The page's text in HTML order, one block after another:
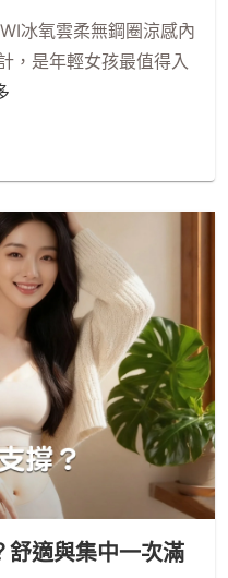
冰氧雲柔無鋼圈涼感內
，是年輕女孩最值得入
舒適與集中一次滿